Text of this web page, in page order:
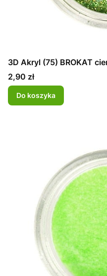
3D Akryl (75) BROKAT
Cena
2,90 zł
Do koszyka